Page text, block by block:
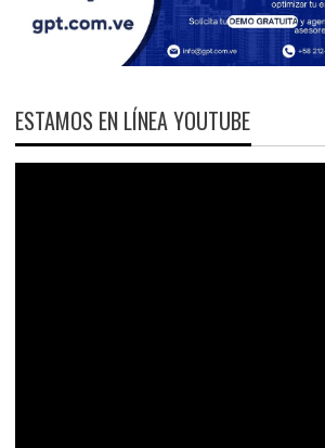
ESTAMOS EN LÍNEA YOUTUBE